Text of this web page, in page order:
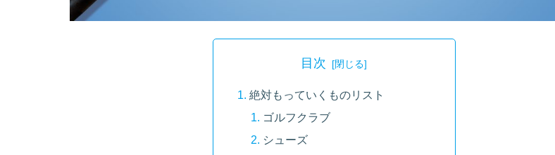
目次
絶対もっていくものリスト
ゴルフクラブ
シューズ